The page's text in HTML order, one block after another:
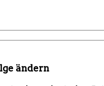
ändern